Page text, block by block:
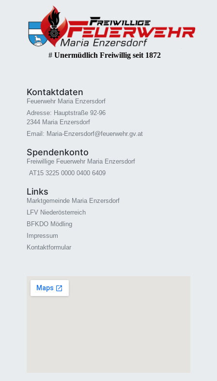
# Unermüdlich Freiwillig seit 1872
Kontaktdaten
Feuerwehr Maria Enzersdorf
Adresse: Hauptstraße 92-96
2344 Maria Enzersdorf
Email: Maria-Enzersdorf@feuerwehr.gv.at
Spendenkonto
Freiwillige Feuerwehr Maria Enzersdorf
AT15 3225 0000 0400 6409
Links
Marktgemeinde Maria Enzersdorf
LFV Niederösterreich
BFKDO Mödling
Impressum
Kontaktformular